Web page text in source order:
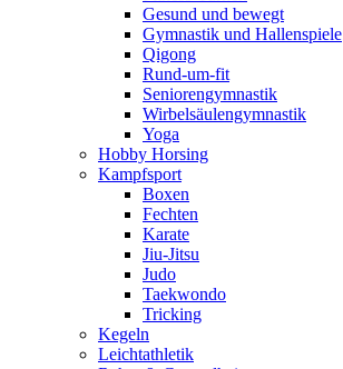
Gesund und bewegt
Gymnastik und Hallenspiele
Qigong
Rund-um-fit
Seniorengymnastik
Wirbelsäulengymnastik
Yoga
Hobby Horsing
Kampfsport
Boxen
Fechten
Karate
Jiu-Jitsu
Judo
Taekwondo
Tricking
Kegeln
Leichtathletik